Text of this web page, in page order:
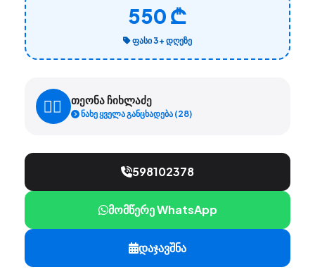
550 ₾
ᲤᲐᲡᲘ 3+ ᲓᲦᲔᲖᲔ
თეონა ჩიხლაძე
ნახე ყველა განცხადება (28)
598102378
მომწერე WhatsApp
დაჯავშნა